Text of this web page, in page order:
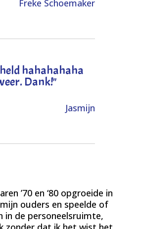
Freke Schoemaker
hahahahaha
Dank!"
Jasmijn
’70 en ‘80 opgroeide in
ouders en speelde of
in de personeelsruimte,